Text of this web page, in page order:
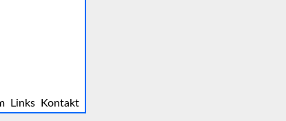
Kontakt
Links